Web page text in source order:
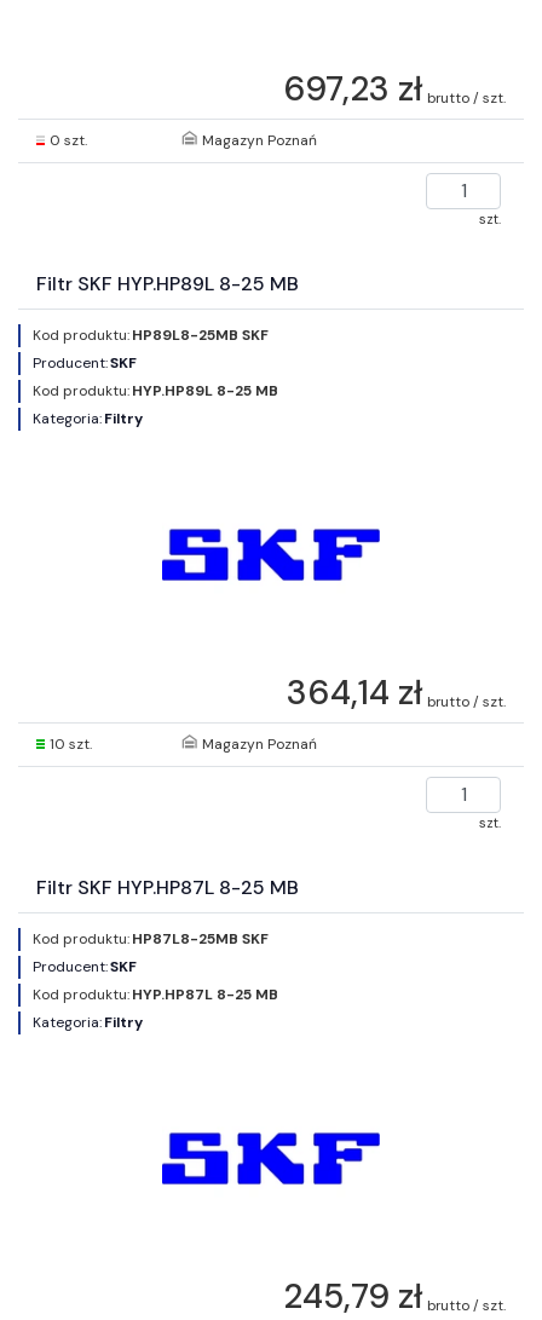
697,23 zł brutto / szt.
0 szt. Magazyn Poznań
szt.
Filtr SKF HYP.HP89L 8-25 MB
Kod produktu:HP89L8-25MB SKF
Producent:SKF
Kod produktu:HYP.HP89L 8-25 MB
Kategoria:Filtry
364,14 zł brutto / szt.
10 szt. Magazyn Poznań
szt.
Filtr SKF HYP.HP87L 8-25 MB
Kod produktu:HP87L8-25MB SKF
Producent:SKF
Kod produktu:HYP.HP87L 8-25 MB
Kategoria:Filtry
245,79 zł brutto / szt.